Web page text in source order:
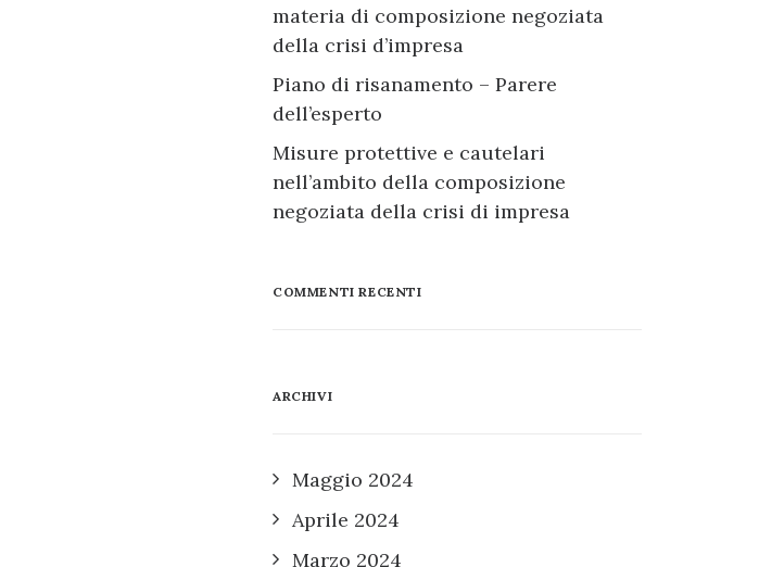
materia di composizione negoziata
della crisi d’impresa
Piano di risanamento – Parere
dell’esperto
Misure protettive e cautelari
nell’ambito della composizione
negoziata della crisi di impresa
COMMENTI RECENTI
ARCHIVI
Maggio 2024
Aprile 2024
Marzo 2024